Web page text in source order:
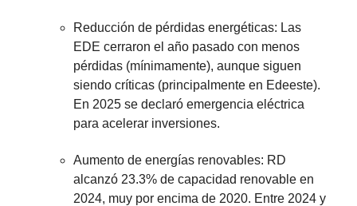
Reducción de pérdidas energéticas: Las
EDE cerraron el año pasado con menos
pérdidas (mínimamente), aunque siguen
siendo críticas (principalmente en Edeeste).
En 2025 se declaró emergencia eléctrica
para acelerar inversiones.
Aumento de energías renovables: RD
alcanzó 23.3% de capacidad renovable en
2024, muy por encima de 2020. Entre 2024 y